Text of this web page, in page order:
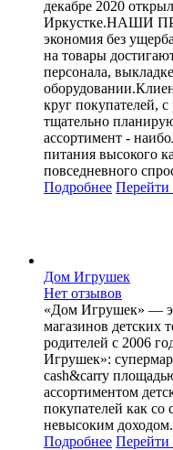
декабре 2020
Иркустке.НАШИ
экономия без
на товары
персонала,
круг покупателей,
тщательно
ассортимент -
питания высокого
повседневного
Подробнее Перейти
Дом Игрушек
Нет отзывов
«Дом Игрушек» —
магазинов детских
родителей с 2006
Игрушек»:
cash&carry
ассортиментом
покупателей как со
невысоким доходом.
Подробнее Перейти